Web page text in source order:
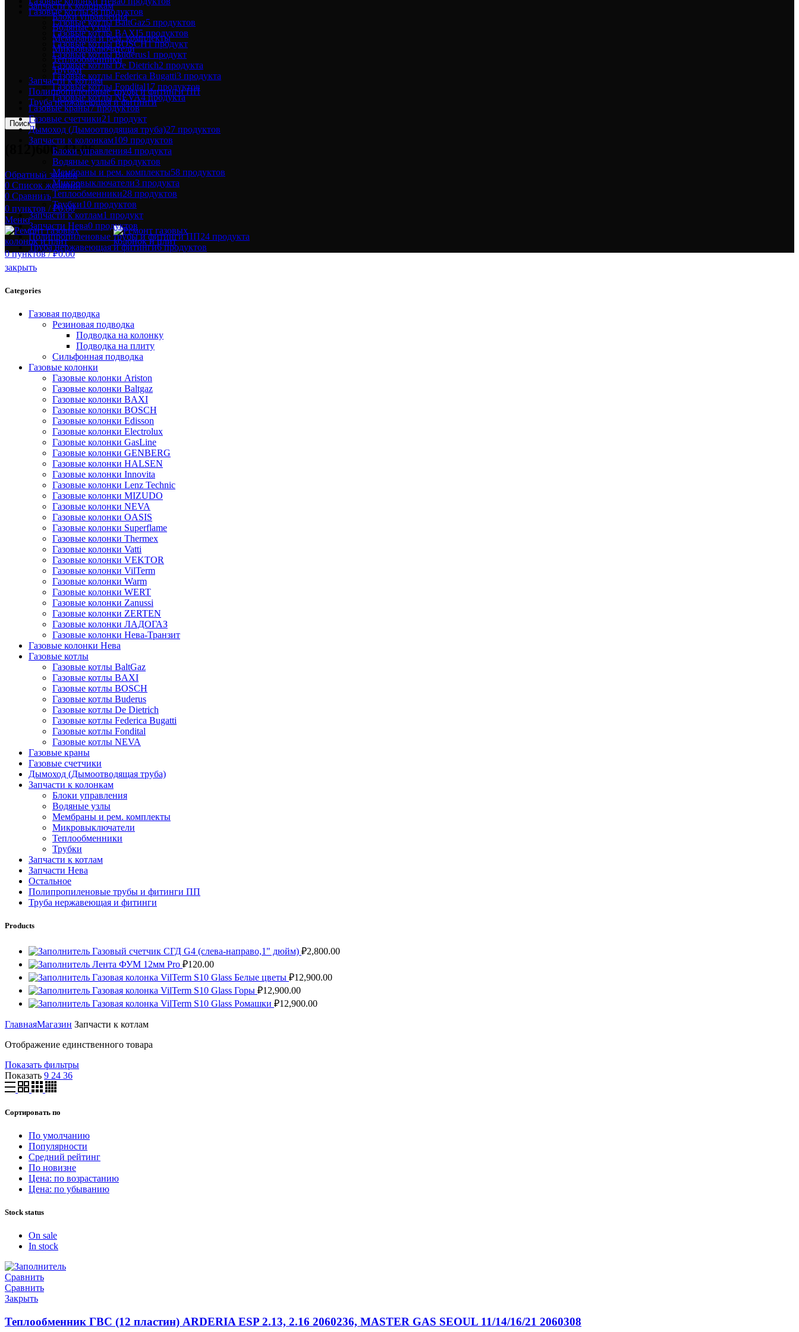
Запчасти к колонкам
Блоки управления
Водяные узлы
Мембраны и рем. комплекты
Микровыключатели
Теплообменники
Трубки
Запчасти к котлам
Полипропиленовые трубы и фитинги ПП
Труба нержавеющая и фитинги
Поиск
(812)600-42-06
Обратный звонок
0 Список желаний
0 Сравнить
0 пунктов / ₽0.00
Меню
0пунктов / ₽0.00
Газовые котлы38 продуктов
Газовые котлы BaltGaz5 продуктов
Газовые котлы BAXI5 продуктов
Газовые котлы BOSCH1 продукт
Газовые котлы Buderus1 продукт
Газовые котлы De Dietrich2 продукта
Газовые котлы Federica Bugatti3 продукта
Газовые котлы Fondital17 продуктов
Газовые котлы NEVA4 продукта
Газовые краны7 продуктов
Газовые счетчики21 продукт
Дымоход (Дымоотводящая труба)27 продуктов
Запчасти к колонкам109 продуктов
Блоки управления4 продукта
Водяные узлы6 продуктов
Мембраны и рем. комплекты58 продуктов
Микровыключатели3 продукта
Теплообменники28 продуктов
Трубки10 продуктов
Запчасти к котлам1 продукт
Запчасти Нева0 продуктов
Полипропиленовые трубы и фитинги ПП24 продукта
Труба нержавеющая и фитинги6 продуктов
закрыть
Categories
Газовая подводка
Резиновая подводка
Подводка на колонку
Подводка на плиту
Сильфонная подводка
Газовые колонки
Газовые колонки Ariston
Газовые колонки Baltgaz
Газовые колонки BAXI
Газовые колонки BOSCH
Газовые колонки Edisson
Газовые колонки Electrolux
Газовые колонки GasLine
Газовые колонки GENBERG
Газовые колонки HALSEN
Газовые колонки Innovita
Газовые колонки Lenz Technic
Газовые колонки MIZUDO
Газовые колонки NEVA
Газовые колонки OASIS
Газовые колонки Superflame
Газовые колонки Thermex
Газовые колонки Vatti
Газовые колонки VEKTOR
Газовые колонки VilTerm
Газовые колонки Warm
Газовые колонки WERT
Газовые колонки Zanussi
Газовые колонки ZERTEN
Газовые колонки ЛАДОГАЗ
Газовые колонки Нева-Транзит
Газовые колонки Нева
Газовые котлы
Газовые котлы BaltGaz
Газовые котлы BAXI
Газовые котлы BOSCH
Газовые котлы Buderus
Газовые котлы De Dietrich
Газовые котлы Federica Bugatti
Газовые котлы Fondital
Газовые котлы NEVA
Газовые краны
Газовые счетчики
Дымоход (Дымоотводящая труба)
Запчасти к колонкам
Блоки управления
Водяные узлы
Мембраны и рем. комплекты
Микровыключатели
Теплообменники
Трубки
Запчасти к котлам
Запчасти Нева
Остальное
Полипропиленовые трубы и фитинги ПП
Труба нержавеющая и фитинги
Products
Газовый счетчик СГД G4 (слева-направо,1" дюйм) ₽2,800.00
Лента ФУМ 12мм Pro ₽120.00
Газовая колонка VilTerm S10 Glass Белые цветы ₽12,900.00
Газовая колонка VilTerm S10 Glass Горы ₽12,900.00
Газовая колонка VilTerm S10 Glass Ромашки ₽12,900.00
ГлавнаяМагазин Запчасти к котлам
Отображение единственного товара
Показать фильтры
Показать 9 24 36
Сортировать по
По умолчанию
Популярности
Средний рейтинг
По новизне
Цена: по возрастанию
Цена: по убыванию
Stock status
On sale
In stock
Сравнить
Сравнить
Закрыть
Теплообменник ГВС (12 пластин) ARDERIA ESP 2.13, 2.16 2060236, MASTER GAS SEOUL 11/14/16/21 2060308